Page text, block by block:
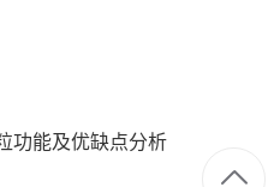
功能及优缺点分析